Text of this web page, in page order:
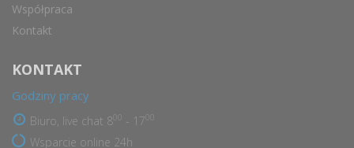
Współpraca
Kontakt
KONTAKT
Godziny pracy
Biuro, live chat 8 - 17
Wsparcie online 24h